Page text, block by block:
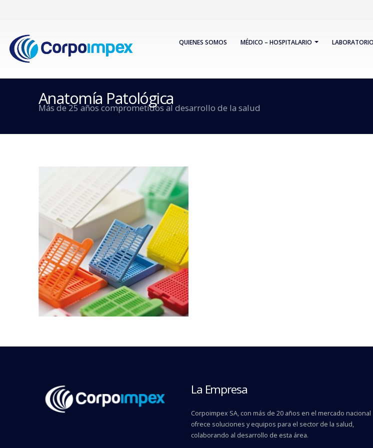
QUIENES SOMOS MÉDICO – HOSPITALARIO
Anatomía Patológica
Más de 25 años comprometidos al desarrollo de la salud
La Empresa
Corpoimpex SA, con más de 20 años en el mercado nacional
ofrece soluciones y equipos para el sector de la salud,
colaborando al desarrollo de esta área.